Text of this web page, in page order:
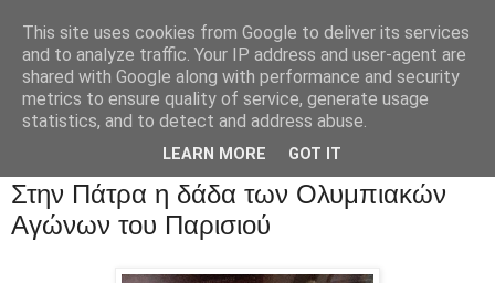
Στην Πάτρα η δάδα των Ολυμπιακών
Αγώνων του Παρισιού
This site uses cookies from Google to deliver its services
and to analyze traffic. Your IP address and user-agent are
shared with Google along with performance and security
metrics to ensure quality of service, generate usage
statistics, and to detect and address abuse.
LEARN MORE GOT IT